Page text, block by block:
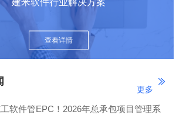
查看详情
更多
软件管EPC！2026年总承包项目管理系